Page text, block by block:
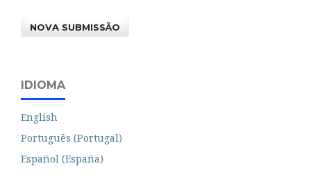
NOVA SUBMISSÃO
IDIOMA
English
Português (Portugal)
Español (España)